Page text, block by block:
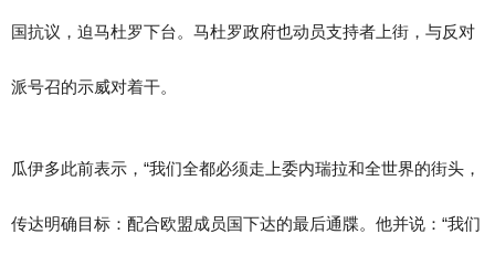
国抗议，迫马杜罗下台。马杜罗政府也动员支持者上街，与反对
派号召的示威对着干。
瓜伊多此前表示，“我们全都必须走上委内瑞拉和全世界的街头，
传达明确目标：配合欧盟成员国下达的最后通牒。他并说：“我们